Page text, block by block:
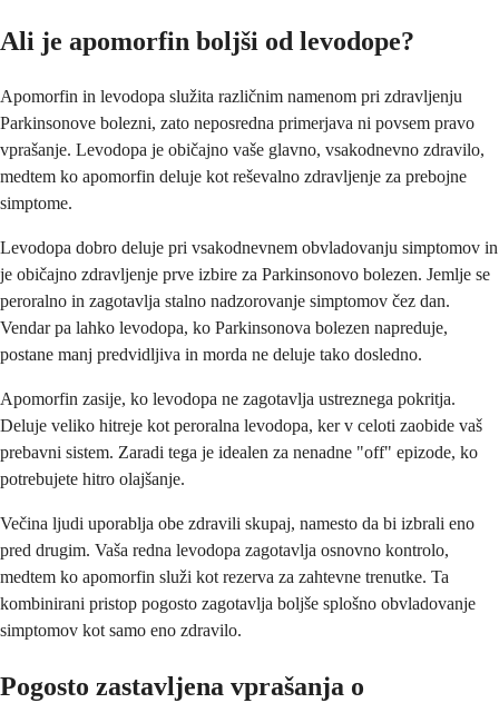
Ali je apomorfin boljši od levodope?
Apomorfin in levodopa služita različnim namenom pri zdravljenju
Parkinsonove bolezni, zato neposredna primerjava ni povsem pravo
vprašanje. Levodopa je običajno vaše glavno, vsakodnevno zdravilo,
medtem ko apomorfin deluje kot reševalno zdravljenje za prebojne
simptome.
Levodopa dobro deluje pri vsakodnevnem obvladovanju simptomov in
je običajno zdravljenje prve izbire za Parkinsonovo bolezen. Jemlje se
peroralno in zagotavlja stalno nadzorovanje simptomov čez dan.
Vendar pa lahko levodopa, ko Parkinsonova bolezen napreduje,
postane manj predvidljiva in morda ne deluje tako dosledno.
Apomorfin zasije, ko levodopa ne zagotavlja ustreznega pokritja.
Deluje veliko hitreje kot peroralna levodopa, ker v celoti zaobide vaš
prebavni sistem. Zaradi tega je idealen za nenadne "off" epizode, ko
potrebujete hitro olajšanje.
Večina ljudi uporablja obe zdravili skupaj, namesto da bi izbrali eno
pred drugim. Vaša redna levodopa zagotavlja osnovno kontrolo,
medtem ko apomorfin služi kot rezerva za zahtevne trenutke. Ta
kombinirani pristop pogosto zagotavlja boljše splošno obvladovanje
simptomov kot samo eno zdravilo.
Pogosto zastavljena vprašanja o